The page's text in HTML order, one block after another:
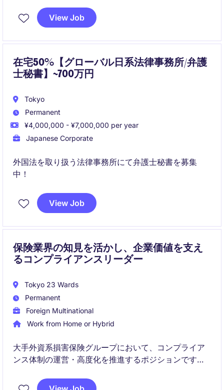
法務文書作成から調査支援、翻訳、プロジェクト管理
まで多面的な経験を積める環境です。
View Job
在宅50%【グローバル日系法律事務所/弁護
士秘書】~700万円
Tokyo
Permanent
¥4,000,000 - ¥7,000,000 per year
Japanese Corporate
外国法を取り扱う法律事務所にて弁護士秘書を募集
中！
View Job
保険業界の知見を活かし、企業価値を支え
るコンプライアンスリーダー
Tokyo 23 Wards
Permanent
Foreign Multinational
Work from Home or Hybrid
大手外資系損害保険グループにおいて、コンプライア
ンス体制の運営・高度化を推進するポジションです。
応、コンプライアンス文化の醸成に貢献いただきま